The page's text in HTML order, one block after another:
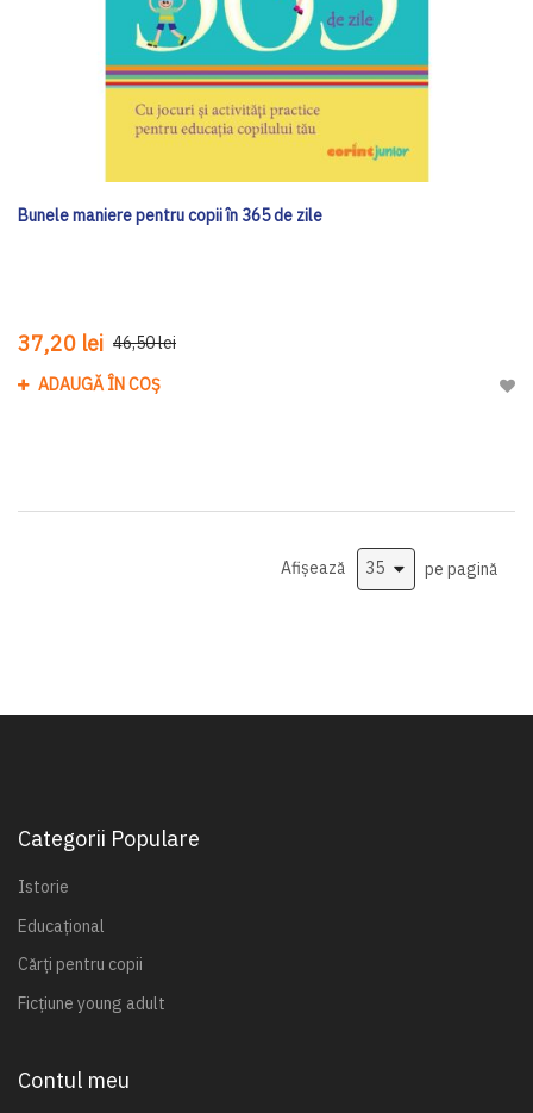
Bunele maniere pentru copii în 365 de zile
37,20 lei 46,50 lei
ADAUGĂ ÎN COȘ
Afișează pe pagină
Categorii Populare
Istorie
Educațional
Cărți pentru copii
Ficțiune young adult
Contul meu